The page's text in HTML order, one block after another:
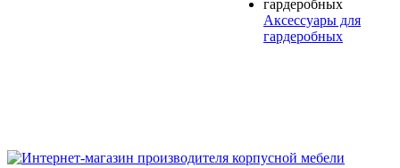
Аксессуары для
гардеробных